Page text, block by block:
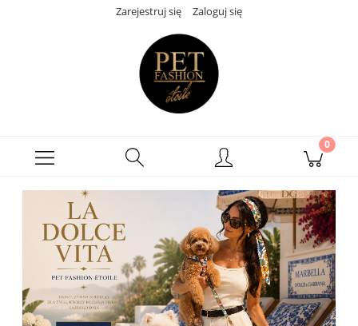
Zarejestruj się Zaloguj się